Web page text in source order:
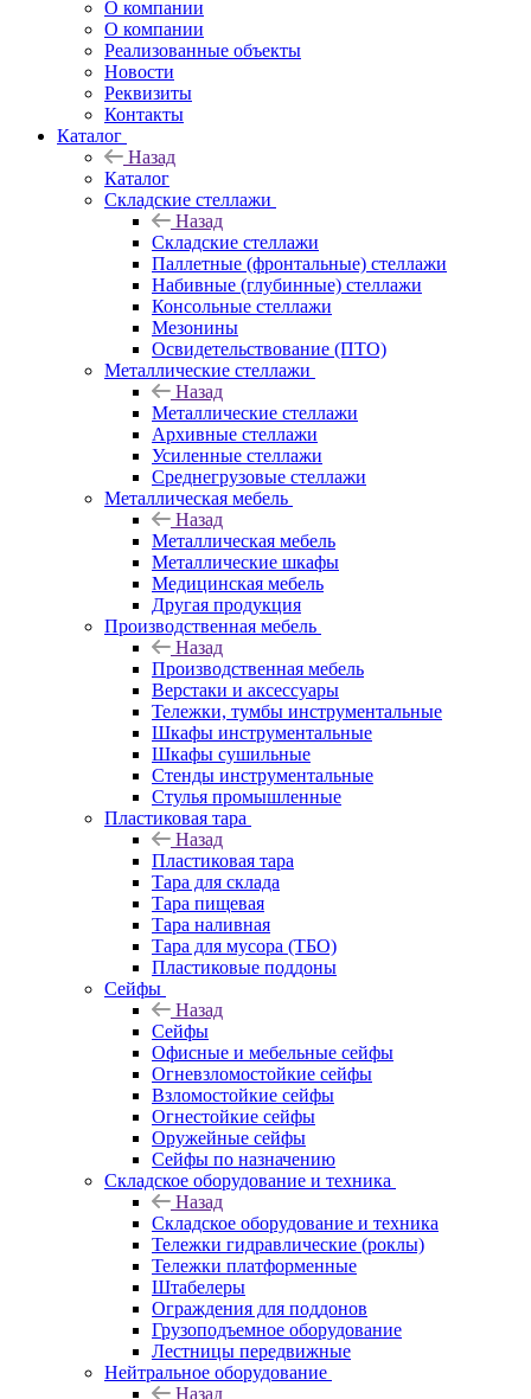
О компании
О компании
Реализованные объекты
Новости
Реквизиты
Контакты
Каталог
Назад
Каталог
Складские стеллажи
Назад
Складские стеллажи
Паллетные (фронтальные) стеллажи
Набивные (глубинные) стеллажи
Консольные стеллажи
Мезонины
Освидетельствование (ПТО)
Металлические стеллажи
Назад
Металлические стеллажи
Архивные стеллажи
Усиленные стеллажи
Среднегрузовые стеллажи
Металлическая мебель
Назад
Металлическая мебель
Металлические шкафы
Медицинская мебель
Другая продукция
Производственная мебель
Назад
Производственная мебель
Верстаки и аксессуары
Тележки, тумбы инструментальные
Шкафы инструментальные
Шкафы сушильные
Стенды инструментальные
Cтулья промышленные
Пластиковая тара
Назад
Пластиковая тара
Тара для склада
Тара пищевая
Тара наливная
Тара для мусора (ТБО)
Пластиковые поддоны
Сейфы
Назад
Сейфы
Офисные и мебельные сейфы
Огневзломостойкие сейфы
Взломостойкие сейфы
Огнестойкие сейфы
Оружейные сейфы
Сейфы по назначению
Складское оборудование и техника
Назад
Складское оборудование и техника
Тележки гидравлические (роклы)
Тележки платформенные
Штабелеры
Ограждения для поддонов
Грузоподъемное оборудование
Лестницы передвижные
Нейтральное оборудование
Назад